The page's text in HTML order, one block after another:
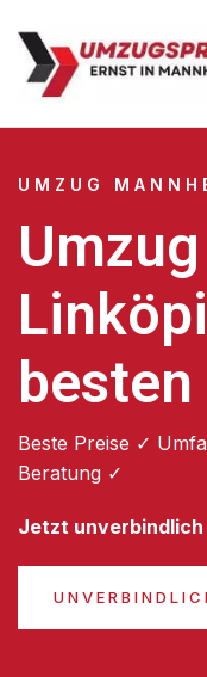
UMZUG
Beste Preise ✓
Beratung ✓
Jetzt